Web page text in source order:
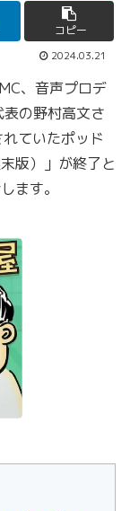
コピー
2024.03.21
、音声プロデ
の野村高文さ
ていたポッド
版）」が終了と
ます。